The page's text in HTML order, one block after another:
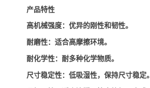
产品特性
高机械强度：优异的刚性和韧性。
耐磨性：适合高摩擦环境。
耐化学性：耐多种化学物质。
尺寸稳定性：低吸湿性，保持尺寸稳定。